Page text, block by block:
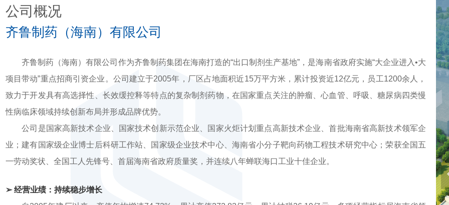
公司概况
齐鲁制药（海南）有限公司
齐鲁制药（海南）有限公司作为齐鲁制药集团在海南打造的“出口制剂生产基地”，是海南省政府实施“大企业进入•大
项目带动”重点招商引资企业。公司建立于2005年，厂区占地面积近15万平方米，累计投资近12亿元，员工1200余人，
致力于开发具有高选择性、长效缓控释等特点的复杂制剂药物，在国家重点关注的肿瘤、心血管、呼吸、糖尿病四类慢
性病临床领域持续创新布局并形成品牌优势。
公司是国家高新技术企业、国家技术创新示范企业、国家火炬计划重点高新技术企业、首批海南省高新技术领军企
业；建有国家级企业博士后科研工作站、国家级企业技术中心、海南省小分子靶向药物工程技术研究中心；荣获全国五
一劳动奖状、全国工人先锋号、首届海南省政府质量奖，并连续八年蝉联海口工业十佳企业。
➢ 经营业绩：持续稳步增长